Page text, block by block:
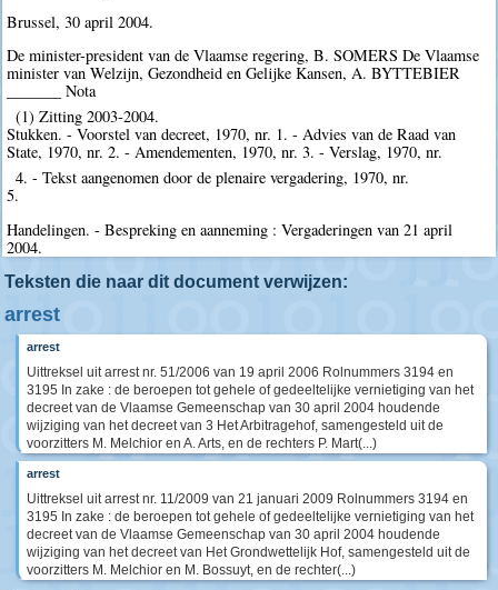
Brussel, 30 april 2004.
De minister-president van de Vlaamse regering, B. SOMERS De Vlaamse
minister van Welzijn, Gezondheid en Gelijke Kansen, A. BYTTEBIER
_______ Nota
(1) Zitting 2003-2004.
Stukken. - Voorstel van decreet, 1970, nr. 1. - Advies van de Raad van
State, 1970, nr. 2. - Amendementen, 1970, nr. 3. - Verslag, 1970, nr.
4. - Tekst aangenomen door de plenaire vergadering, 1970, nr.
5.
Handelingen. - Bespreking en aanneming : Vergaderingen van 21 april
2004.
Teksten die naar dit document verwijzen:
arrest
arrest
Uittreksel uit arrest nr. 51/2006 van 19 april 2006 Rolnummers 3194 en
3195 In zake : de beroepen tot gehele of gedeeltelijke vernietiging van het
decreet van de Vlaamse Gemeenschap van 30 april 2004 houdende
wijziging van het decreet van 3 Het Arbitragehof, samengesteld uit de
voorzitters M. Melchior en A. Arts, en de rechters P. Mart(...)
arrest
Uittreksel uit arrest nr. 11/2009 van 21 januari 2009 Rolnummers 3194 en
3195 In zake : de beroepen tot gehele of gedeeltelijke vernietiging van het
decreet van de Vlaamse Gemeenschap van 30 april 2004 houdende
wijziging van het decreet van Het Grondwettelijk Hof, samengesteld uit de
voorzitters M. Melchior en M. Bossuyt, en de rechter(...)